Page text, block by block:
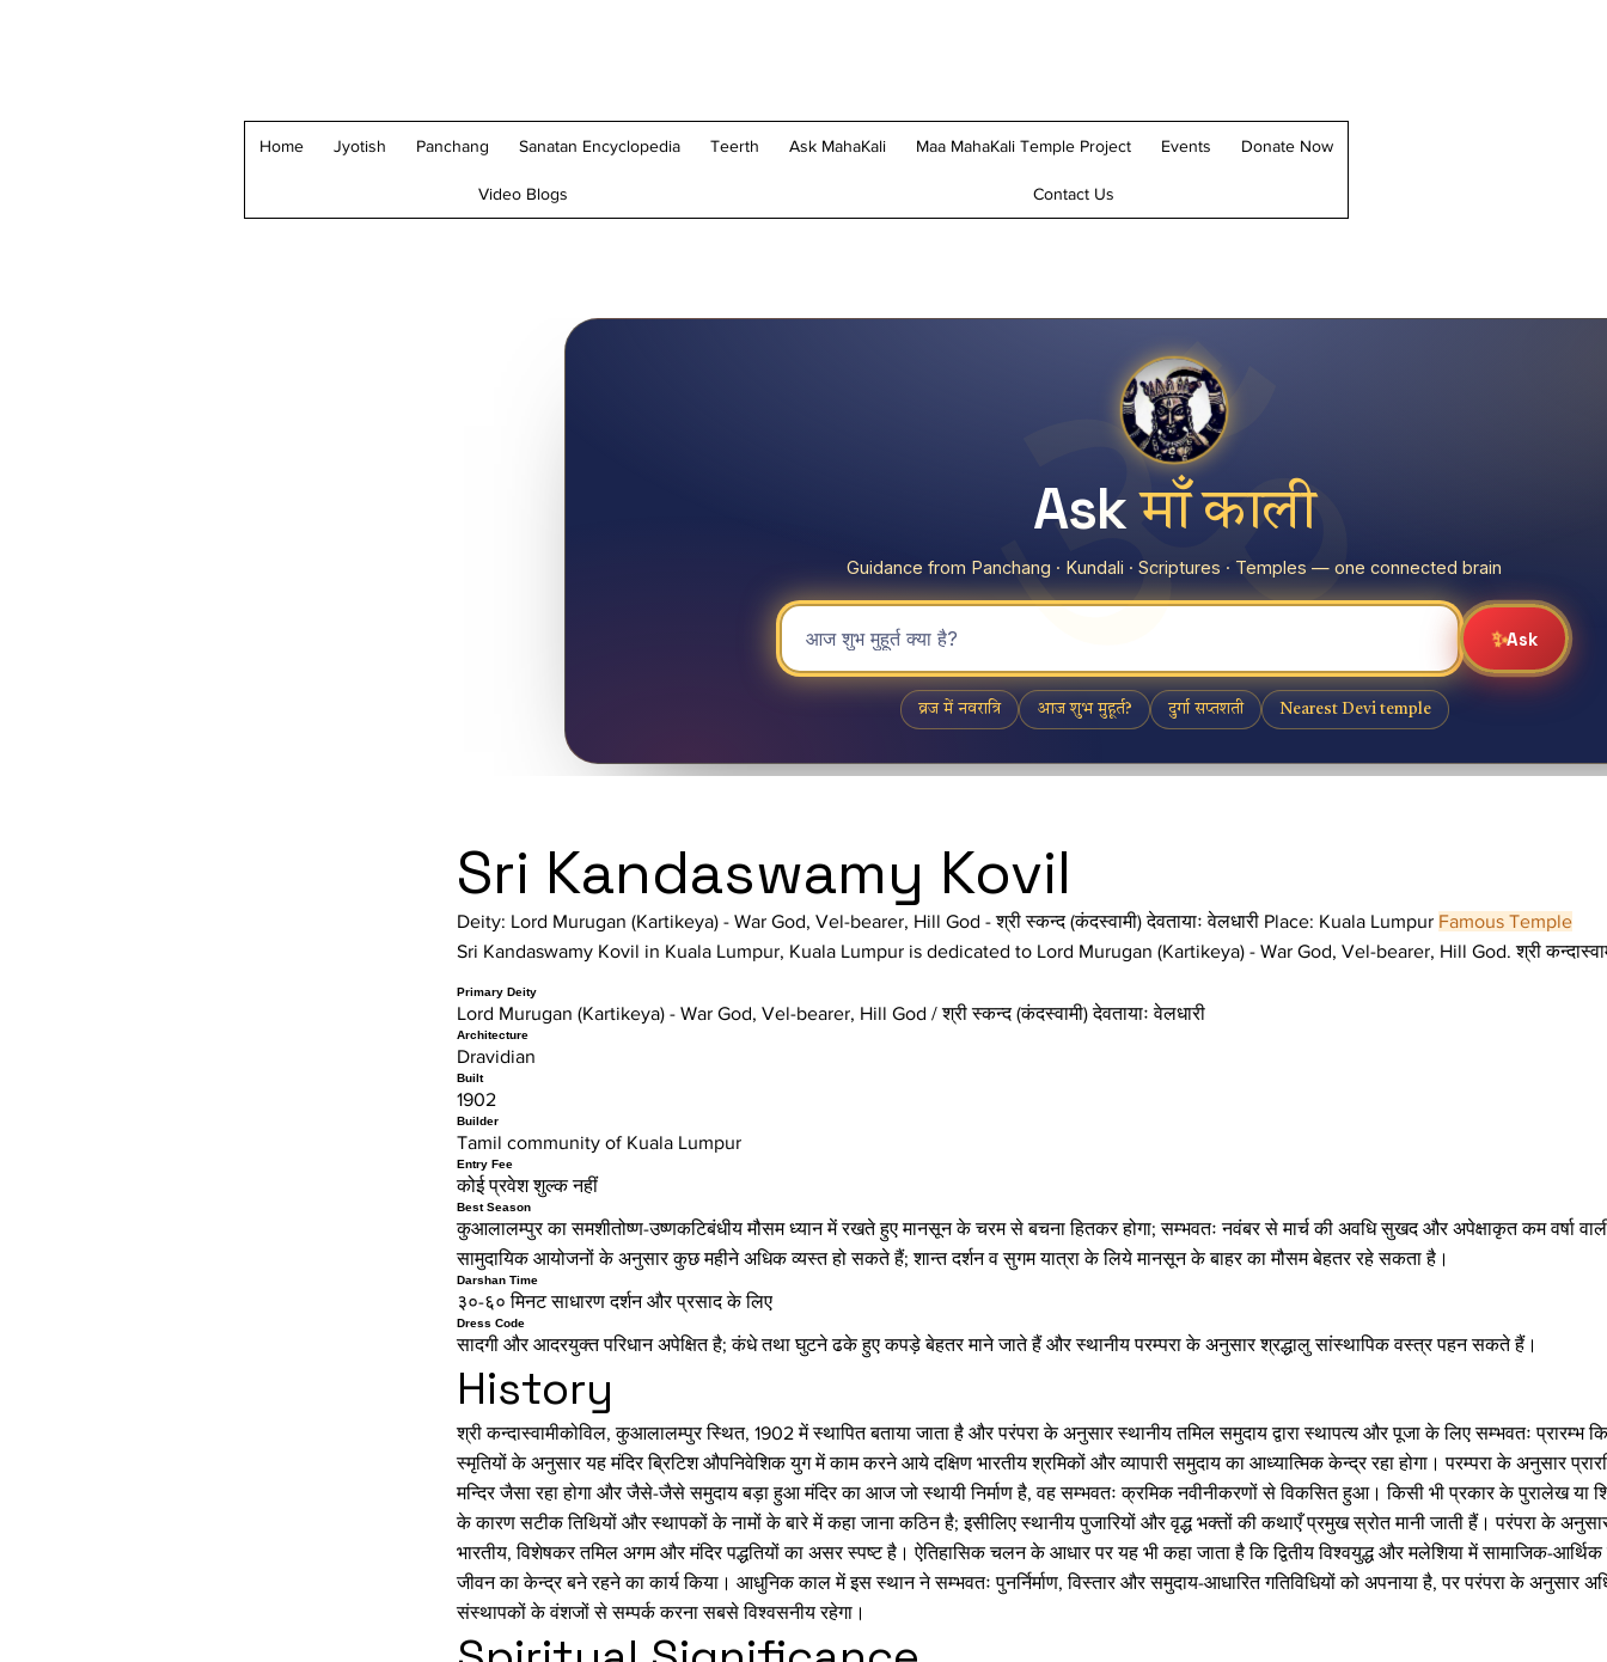
Home Jyotish Panchang Sanatan Encyclopedia Teerth Ask MahaKali Maa MahaKali Temple Project Events Donate Now
Video Blogs Contact Us
Sri Kandaswamy Kovil
Deity: Lord Murugan (Kartikeya) - War God, Vel-bearer, Hill God - श्री स्कन्द (कंदस्वामी) देवतायाः वेलधारी Place: Kuala Lumpur Famous Temple
Sri Kandaswamy Kovil in Kuala Lumpur, Kuala Lumpur is dedicated to Lord Murugan (Kartikeya) - War God, Vel-bearer, Hill God. श्री
Primary Deity
Lord Murugan (Kartikeya) - War God, Vel-bearer, Hill God / श्री स्कन्द (कंदस्वामी) देवतायाः वेलधारी
Architecture
Dravidian
Built
1902
Builder
Tamil community of Kuala Lumpur
Entry Fee
कोई प्रवेश शुल्क नहीं
Best Season
कुआलालम्पुर का समशीतोष्ण-उष्णकटिबंधीय मौसम ध्यान में रखते हुए मानसून के चरम से बचना हितकर होगा; सम्भवतः नवंबर से मार्च की अवधि सुखद और अपेक्षाकृत कम वर्षा
सामुदायिक आयोजनों के अनुसार कुछ महीने अधिक व्यस्त हो सकते हैं; शान्त दर्शन व सुगम यात्रा के लिये मानसून के बाहर का मौसम बेहतर रहे सकता है।
Darshan Time
३०-६० मिनट साधारण दर्शन और प्रसाद के लिए
Dress Code
सादगी और आदरयुक्त परिधान अपेक्षित है; कंधे तथा घुटने ढके हुए कपड़े बेहतर माने जाते हैं और स्थानीय परम्परा के अनुसार श्रद्धालु सांस्थापिक वस्त्र पहन सकते हैं।
History
श्री कन्दास्वामीकोविल, कुआलालम्पुर स्थित, 1902 में स्थापित बताया जाता है और परंपरा के अनुसार स्थानीय तमिल समुदाय द्वारा स्थापत्य और पूजा के लिए सम्भवतः प्रारम्भ
स्मृतियों के अनुसार यह मंदिर ब्रिटिश औपनिवेशिक युग में काम करने आये दक्षिण भारतीय श्रमिकों और व्यापारी समुदाय का आध्यात्मिक केन्द्र रहा होगा। परम्परा के अनुसार
मन्दिर जैसा रहा होगा और जैसे-जैसे समुदाय बड़ा हुआ मंदिर का आज जो स्थायी निर्माण है, वह सम्भवतः क्रमिक नवीनीकरणों से विकसित हुआ। किसी भी प्रकार के पुरालेख या
के कारण सटीक तिथियों और स्थापकों के नामों के बारे में कहा जाना कठिन है; इसीलिए स्थानीय पुजारियों और वृद्ध भक्तों की कथाएँ प्रमुख स्रोत मानी जाती हैं। परंपरा के
भारतीय, विशेषकर तमिल अगम और मंदिर पद्धतियों का असर स्पष्ट है। ऐतिहासिक चलन के आधार पर यह भी कहा जाता है कि द्वितीय विश्वयुद्ध और मलेशिया में सामाजिक-आर्थिक
जीवन का केन्द्र बने रहने का कार्य किया। आधुनिक काल में इस स्थान ने सम्भवतः पुनर्निर्माण, विस्तार और समुदाय-आधारित गतिविधियों को अपनाया है, पर परंपरा के अनुसार
संस्थापकों के वंशजों से सम्पर्क करना सबसे विश्वसनीय रहेगा।